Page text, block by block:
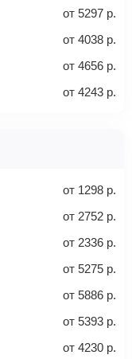
40 кг
от 5297 р.
от 4038 р.
от 4656 р.
от 4243 р.
от 1298 р.
от 2752 р.
от 2336 р.
от 5275 р.
от 5886 р.
от 5393 р.
от 4230 р.